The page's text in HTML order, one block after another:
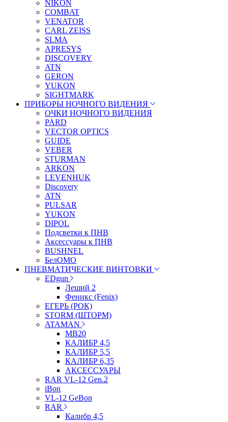
NIKON
COMBAT
VENATOR
CARL ZEISS
SLMA
APRESYS
DISCOVERY
ATN
GERON
YUKON
SIGHTMARK
ПРИБОРЫ НОЧНОГО ВИДЕНИЯ
ОЧКИ НОЧНОГО ВИДЕНИЯ
PARD
VECTOR OPTICS
GUIDE
VEBER
STURMAN
ARKON
LEVENHUK
Discovery
ATN
PULSAR
YUKON
DIPOL
Подсветки к ПНВ
Аксессуары к ПНВ
BUSHNEL
БелОМО
ПНЕВМАТИЧЕСКИЕ ВИНТОВКИ
EDgun
Леший 2
Феникс (Fenix)
ЕГЕРЬ (РОК)
STORM (ШТОРМ)
ATAMAN
МВ20
КАЛИБР 4,5
КАЛИБР 5,5
КАЛИБР 6,35
АКСЕССУАРЫ
RAR VL-12 Gen.2
iBon
VL-12 GeBon
RAR
Калибр 4,5